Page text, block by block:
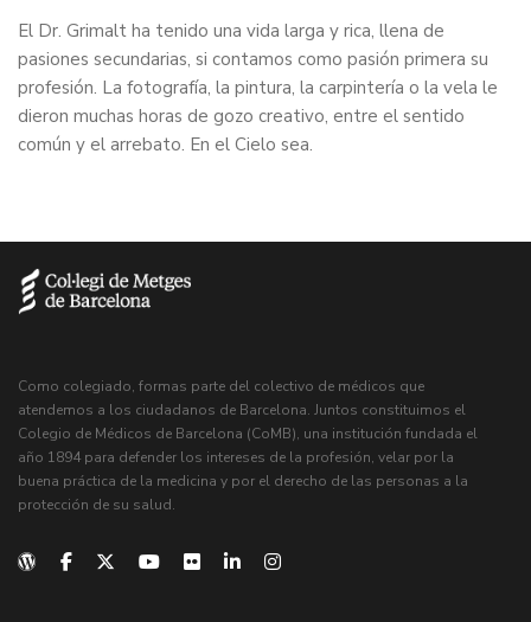
El Dr. Grimalt ha tenido una vida larga y rica, llena de
pasiones secundarias, si contamos como pasión primera su
profesión. La fotografía, la pintura, la carpintería o la vela le
dieron muchas horas de gozo creativo, entre el sentido
común y el arrebato. En el Cielo sea.
Como colegiado, formas parte del colectivo de médicos que
atendemos a los ciudadanos de Barcelona. Juntos constituimos el
Colegio de Médicos de Barcelona (CoMB), una institución fundada el
año 1894 para defender los intereses de la profesión, velar por la
buena práctica de la medicina y por el derecho de las personas a la
protección de su salud.